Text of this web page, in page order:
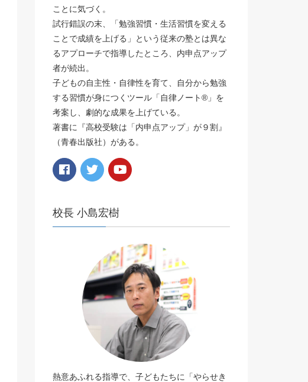
ことに気づく。
試行錯誤の末、「勉強習慣・生活習慣を変える
ことで成績を上げる」という従来の塾とは異な
るアプローチで指導したところ、内申点アップ
者が続出。
子どもの自主性・自律性を育て、自分から勉強
する習慣が身につくツール「自律ノート®️」を
考案し、劇的な成果を上げている。
著書に『高校受験は「内申点アップ」が９割』
（青春出版社）がある。
校長 小島宏樹
熱意あふれる指導で、子どもたちに「やらせき